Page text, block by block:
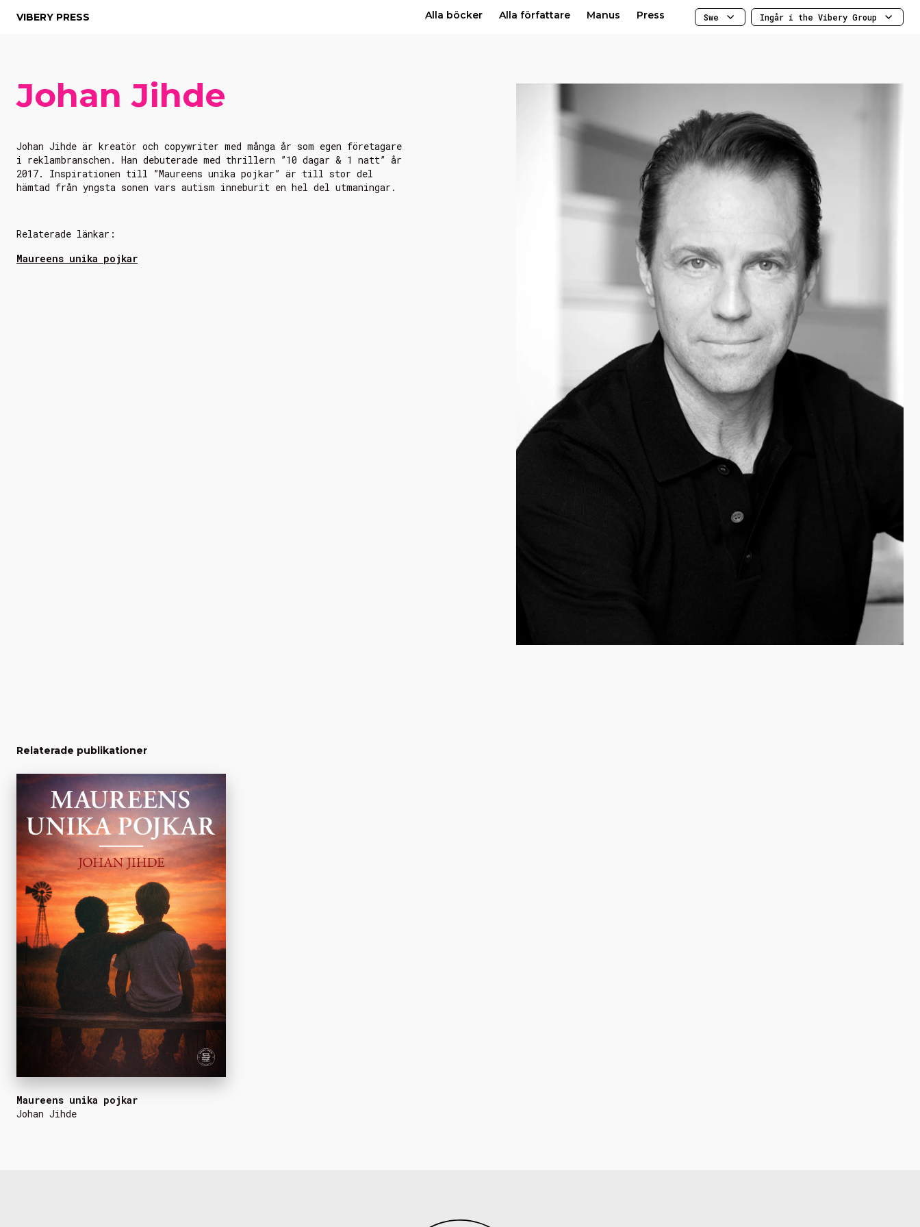
VIBERY PRESS Alla böcker Alla författare Manus Press Swe Ingår i the Vibery Group
Johan Jihde
Johan Jihde är kreatör och copywriter med många år som egen företagare
i reklambranschen. Han debuterade med thrillern ”10 dagar & 1 natt” år
2017. Inspirationen till ”Maureens unika pojkar” är till stor del
hämtad från yngsta sonen vars autism inneburit en hel del utmaningar.
Relaterade länkar:
Maureens unika pojkar
Relaterade publikationer
Maureens unika pojkar
Johan Jihde